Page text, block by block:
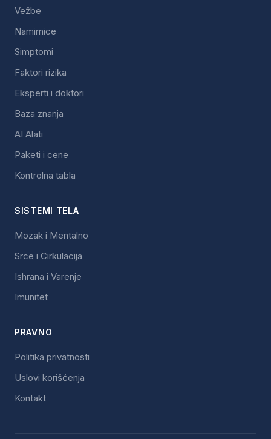
Vežbe
Namirnice
Simptomi
Faktori rizika
Eksperti i doktori
Baza znanja
AI Alati
Paketi i cene
Kontrolna tabla
SISTEMI TELA
Mozak i Mentalno
Srce i Cirkulacija
Ishrana i Varenje
Imunitet
PRAVNO
Politika privatnosti
Uslovi korišćenja
Kontakt